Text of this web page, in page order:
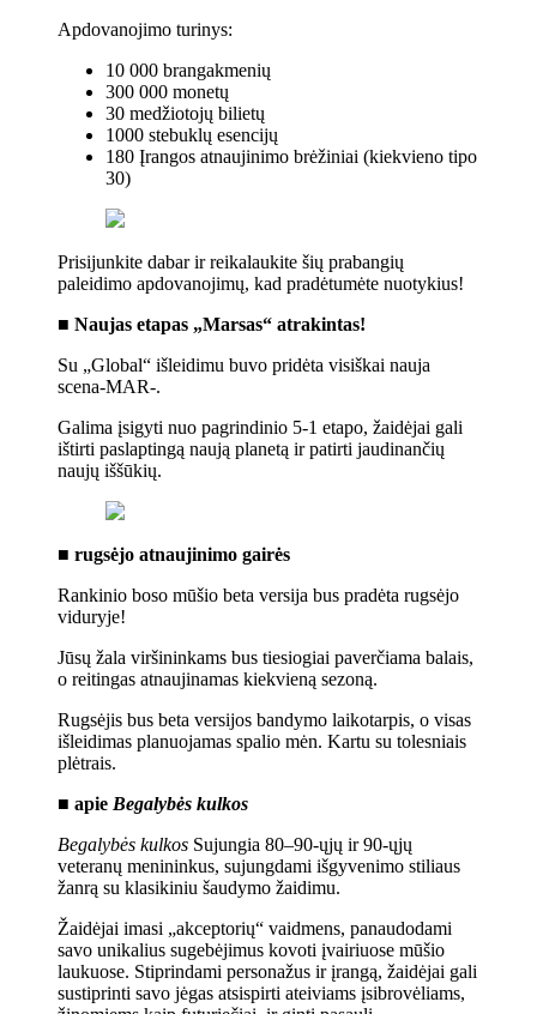
Apdovanojimo turinys:
10 000 brangakmenių
300 000 monetų
30 medžiotojų bilietų
1000 stebuklų esencijų
180 Įrangos atnaujinimo brėžiniai (kiekvieno tipo
30)
Prisijunkite dabar ir reikalaukite šių prabangių
paleidimo apdovanojimų, kad pradėtumėte nuotykius!
■ Naujas etapas „Marsas“ atrakintas!
Su „Global“ išleidimu buvo pridėta visiškai nauja
scena-MAR-.
Galima įsigyti nuo pagrindinio 5-1 etapo, žaidėjai gali
ištirti paslaptingą naują planetą ir patirti jaudinančių
naujų iššūkių.
■ rugsėjo atnaujinimo gairės
Rankinio boso mūšio beta versija bus pradėta rugsėjo
viduryje!
Jūsų žala viršininkams bus tiesiogiai paverčiama balais,
o reitingas atnaujinamas kiekvieną sezoną.
Rugsėjis bus beta versijos bandymo laikotarpis, o visas
išleidimas planuojamas spalio mėn. Kartu su tolesniais
plėtrais.
■ apie Begalybės kulkos
Begalybės kulkos Sujungia 80–90-ųjų ir 90-ųjų
veteranų menininkus, sujungdami išgyvenimo stiliaus
žanrą su klasikiniu šaudymo žaidimu.
Žaidėjai imasi „akceptorių“ vaidmens, panaudodami
savo unikalius sugebėjimus kovoti įvairiuose mūšio
laukuose. Stiprindami personažus ir įrangą, žaidėjai gali
sustiprinti savo jėgas atsispirti ateiviams įsibrovėliams,